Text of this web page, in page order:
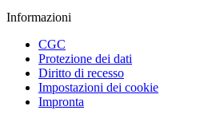
Informazioni
CGC
Protezione dei dati
Diritto di recesso
Impostazioni dei cookie
Impronta